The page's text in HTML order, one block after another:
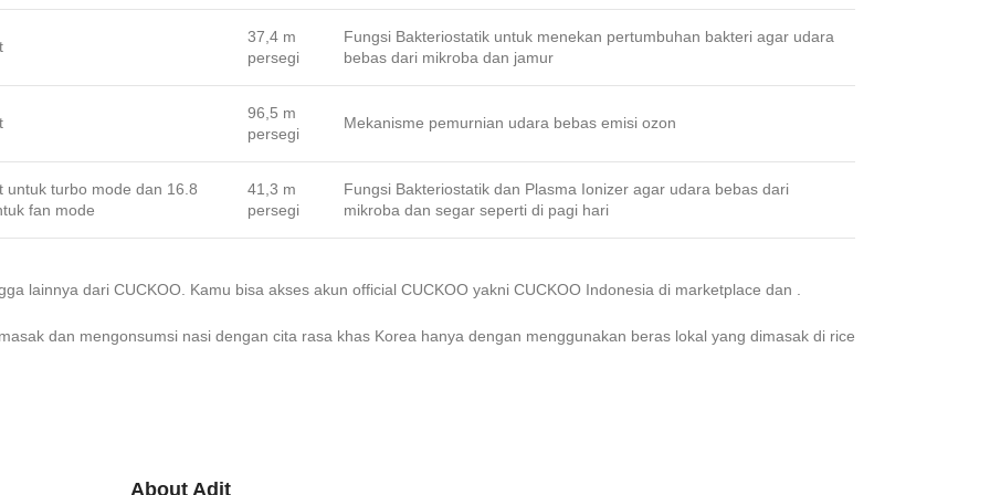
37,4 m
persegi
Fungsi Bakteriostatik untuk menekan pertumbuhan bakteri agar udara
bebas dari mikroba dan jamur
96,5 m
persegi
Mekanisme pemurnian udara bebas emisi ozon
untuk turbo mode dan 16.8
fan mode
41,3 m
persegi
Fungsi Bakteriostatik dan Plasma Ionizer agar udara bebas dari
mikroba dan segar seperti di pagi hari
lainnya dari CUCKOO. Kamu bisa akses akun official CUCKOO yakni CUCKOO Indonesia di marketplace dan
dan mengonsumsi nasi dengan cita rasa khas Korea hanya dengan menggunakan beras lokal yang dimasak di rice
About Adit